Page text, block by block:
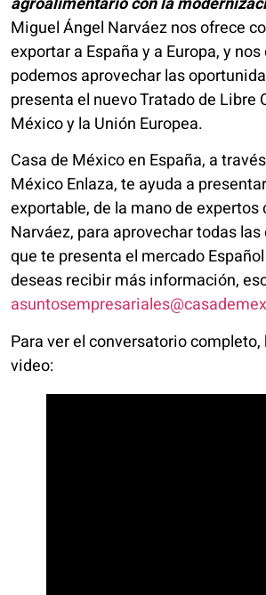
Miguel Ángel Narváez nos ofrece
exportar a España y a Europa, y
podemos aprovechar las
presenta el nuevo Tratado de Libre
México y la Unión Europea.
Casa de México en España, a
México Enlaza, te ayuda a
exportable, de la mano de expertos
Narváez, para aprovechar todas
que te presenta el mercado
deseas recibir más información,
Para ver el conversatorio completo,
video: